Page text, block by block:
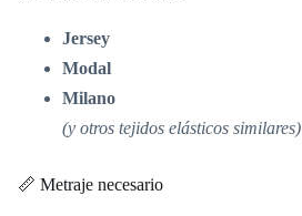
Jersey
Modal
Milano
(y otros tejidos elásticos similares)
📏 Metraje necesario